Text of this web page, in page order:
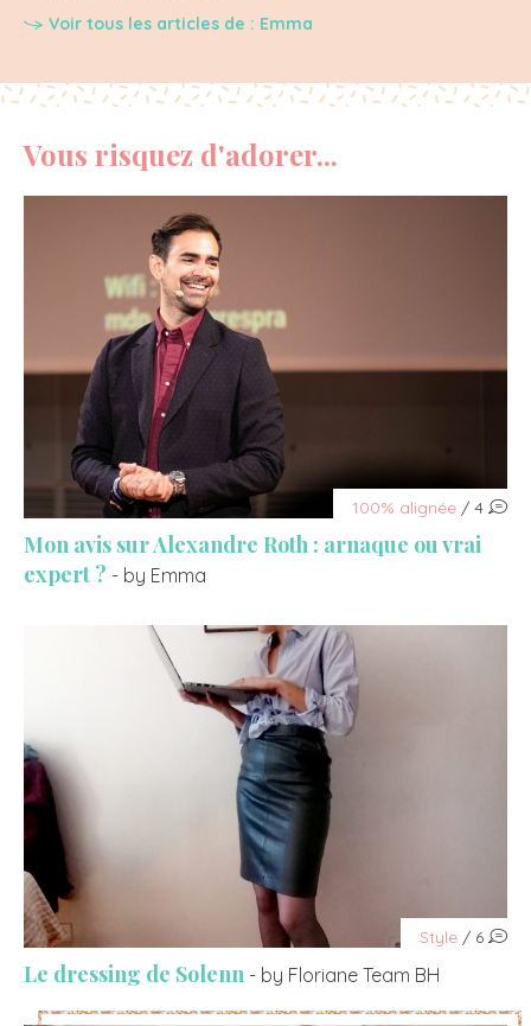
Voir tous les articles de : Emma
Vous risquez d'adorer...
100% alignée / 4
Mon avis sur Alexandre Roth : arnaque ou vrai
expert ? - by Emma
Style / 6
Le dressing de Solenn - by Floriane Team BH